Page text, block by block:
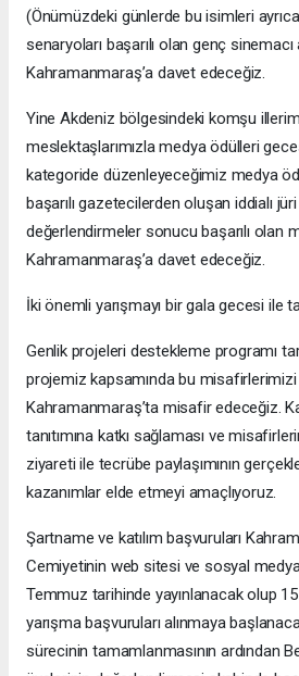
(Önümüzdeki günlerde bu isimleri
senaryoları başarılı olan genç sinemacı
Kahramanmaraş’a davet edeceğiz.
Yine Akdeniz bölgesindeki komşu
meslektaşlarımızla medya ödülleri
kategoride düzenleyeceğimiz medya
başarılı gazetecilerden oluşan iddialı
değerlendirmeler sonucu başarılı olan
Kahramanmaraş’a davet edeceğiz.
İki önemli yarışmayı bir gala gecesi ile
Genlik projeleri destekleme programı
projemiz kapsamında bu
Kahramanmaraş’ta misafir edeceğiz.
tanıtımına katkı sağlaması ve
ziyareti ile tecrübe paylaşımının
kazanımlar elde etmeyi amaçlıyoruz.
Şartname ve katılım başvuruları
Cemiyetinin web sitesi ve sosyal
Temmuz tarihinde yayınlanacak olup
yarışma başvuruları alınmaya
sürecinin tamamlanmasının ardından